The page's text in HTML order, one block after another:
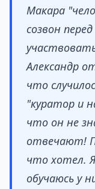
Макара
созвон
Александр
что
"куратор и
что он не
отвечают!
что хотел.
обучаюсь у